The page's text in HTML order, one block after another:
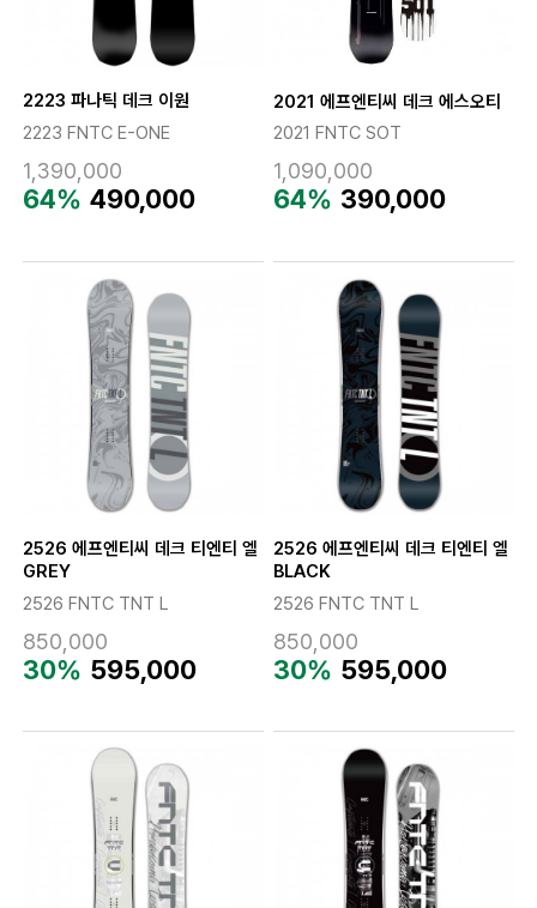
2223 파나틱 데크 이원
2223 FNTC E-ONE
1,390,000
64% 490,000
2021 에프엔티씨 데크 에스오티
2021 FNTC SOT
1,090,000
64% 390,000
2526 에프엔티씨 데크 티엔티 엘
GREY
2526 FNTC TNT L
850,000
30% 595,000
2526 에프엔티씨 데크 티엔티 엘
BLACK
2526 FNTC TNT L
850,000
30% 595,000